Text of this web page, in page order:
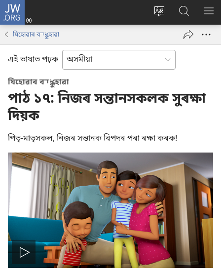
JW.ORG
Change
language
লগ
ইন
window)
JW.ORG
ৱেবছাইট
অনুসন্ধান
যিহোৱাৰ বন্ধু হোৱা
এই ভাষাত পঢ়ক
যিহোৱাৰ বন্ধু হোৱা
পাঠ ১৭: নিজৰ সন্তানসকলক সুৰক্ষা
দিয়ক
পিতৃ-মাতৃসকল, নিজৰ সন্তানক বিপদৰ পৰা ৰক্ষা কৰক!
Play